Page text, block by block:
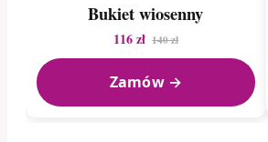
Bukiet wiosenny
116 zł 140 zł
Zamów →